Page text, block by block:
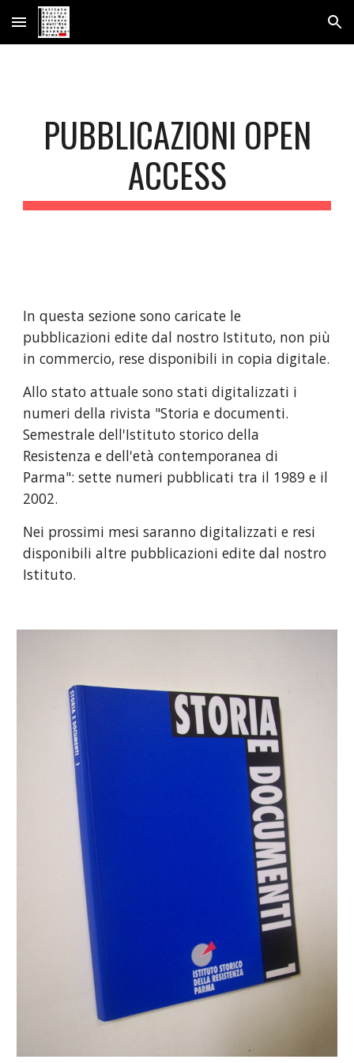
Skip to main content Skip to navigation
PUBBLICAZIONI OPEN
ACCESS
In questa sezione sono caricate le
pubblicazioni edite dal nostro Istituto, non più
in commercio, rese disponibili in copia digitale.
Allo stato attuale sono stati digitalizzati i
numeri della rivista "Storia e documenti.
Semestrale dell'Istituto storico della
Resistenza e dell'età contemporanea di
Parma": sette numeri pubblicati tra il 1989 e il
2002.
Nei prossimi mesi saranno digitalizzati e resi
disponibili altre pubblicazioni edite dal nostro
Istituto.